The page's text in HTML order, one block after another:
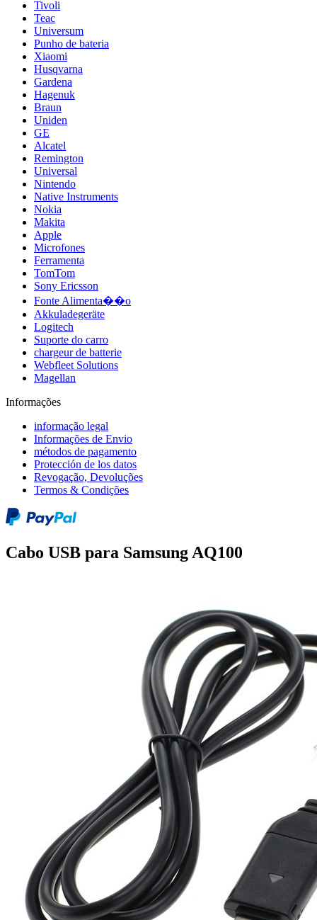
Tivoli
Teac
Universum
Punho de bateria
Xiaomi
Husqvarna
Gardena
Hagenuk
Braun
Uniden
GE
Alcatel
Remington
Universal
Nintendo
Native Instruments
Nokia
Makita
Apple
Microfones
Ferramenta
TomTom
Sony Ericsson
Fonte Alimenta��o
Akkuladegeräte
Logitech
Suporte do carro
chargeur de batterie
Webfleet Solutions
Magellan
Informações
informação legal
Informações de Envio
métodos de pagamento
Protección de los datos
Revogação, Devoluções
Termos & Condições
Cabo USB para Samsung AQ100